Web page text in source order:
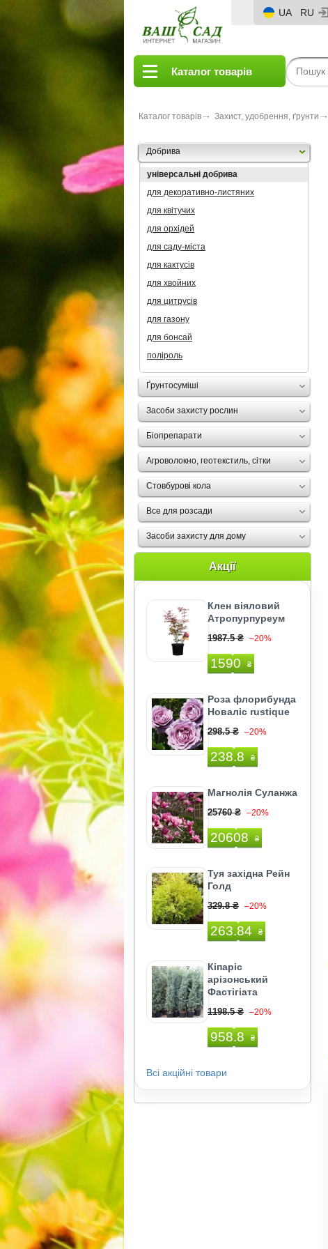
UA RU
Каталог товарів
Каталог товарів Захист, удобрення, ґрунти
Добрива
універсальні добрива
для декоративно-листяних
для квітучих
для орхідей
для саду-міста
для кактусів
для хвойних
для цитрусів
для газону
для бонсай
поліроль
Ґрунтосуміші
Засоби захисту рослин
Біопрепарати
Агроволокно, геотекстиль, сітки
Стовбурові кола
Все для розсади
Засоби захисту для дому
Акції
Клен віяловий
Атропурпуреум
1987.5 ₴ –20%
1590 ₴
Роза флорибунда
Новаліс rustique
298.5 ₴ –20%
238.8 ₴
Магнолія Суланжа
25760 ₴ –20%
20608 ₴
Туя західна Рейн
Голд
329.8 ₴ –20%
263.84 ₴
Кіпаріс
арізонський
Фастігіата
1198.5 ₴ –20%
958.8 ₴
Всі акційні товари